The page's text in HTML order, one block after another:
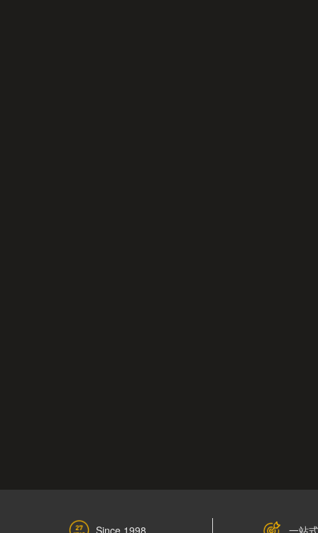
Since 1998 一站